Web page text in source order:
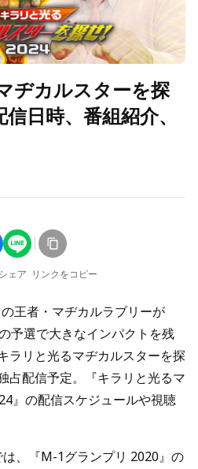
ヂカルスターを探
日時、番組紹介、
ェア リンクをコピー
王者・マヂカルラブリーが
予選で大きなインパクトを残
ラリと光るマヂカルスターを探
占配信予定。『キラリと光るマ
』の配信スケジュールや視聴
は、『M-1グランプリ 2020』の